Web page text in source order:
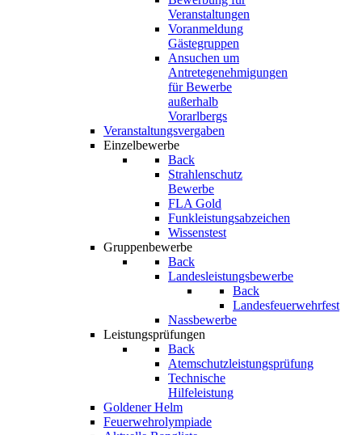
Veranstaltungen
Voranmeldung
Gästegruppen
Ansuchen um
Antretegenehmigungen
für Bewerbe
außerhalb
Vorarlbergs
Veranstaltungsvergaben
Einzelbewerbe
Back
Strahlenschutz
Bewerbe
FLA Gold
Funkleistungsabzeichen
Wissenstest
Gruppenbewerbe
Back
Landesleistungsbewerbe
Back
Landesfeuerwehrfest
Nassbewerbe
Leistungsprüfungen
Back
Atemschutzleistungsprüfung
Technische
Hilfeleistung
Goldener Helm
Feuerwehrolympiade